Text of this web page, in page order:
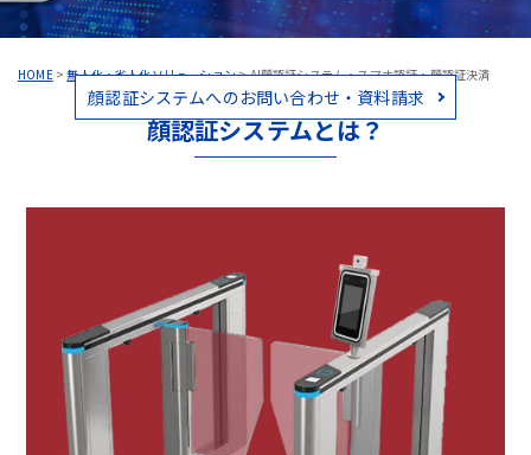
HOME>無人化・省人化ソリューション>AI顔認証システム・スマホ認証・顔認証決済
顔認証システムへのお問い合わせ・資料請求
顔認証システムとは？